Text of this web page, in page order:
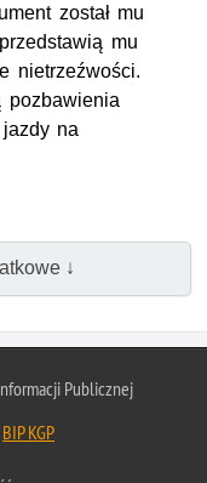
został mu
mu
nietrzeźwości.
pozbawienia
na
↓
Publicznej
BIP KGP